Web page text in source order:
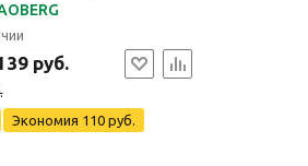
руб.
Экономия 110 руб.